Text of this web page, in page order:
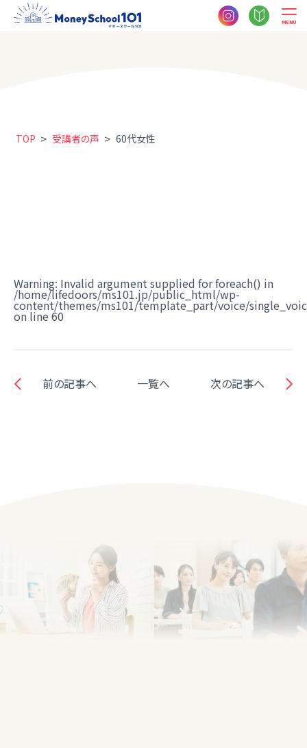
MENU
TOP > 受講者の声 > 60代女性
Warning: Invalid argument supplied for foreach() in
/home/lifedoors/ms101.jp/public_html/wp-
content/themes/ms101/template_part/voice/
on line 60
前の記事へ 一覧へ 次の記事へ